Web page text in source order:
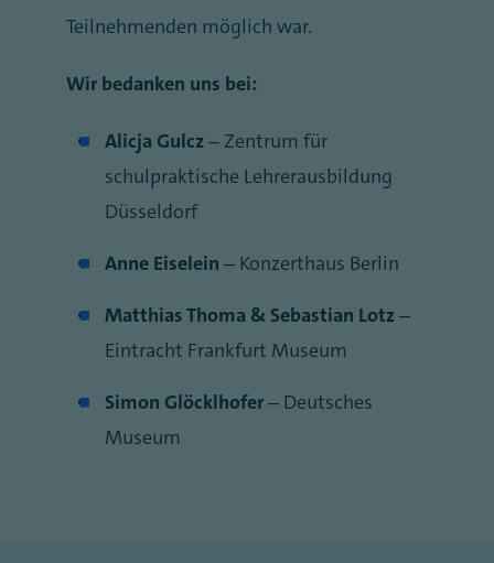
Teilnehmenden möglich war.
Wir bedanken uns bei:
Alicja Gulcz – Zentrum für
schulpraktische Lehrerausbildung
Düsseldorf
Anne Eiselein – Konzerthaus Berlin
Matthias Thoma & Sebastian Lotz –
Eintracht Frankfurt Museum
Simon Glöcklhofer– Deutsches
Museum